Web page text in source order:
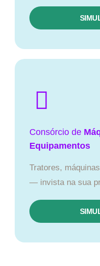
Consórcio de
Equipamentos
Tratores,
— invista na sua